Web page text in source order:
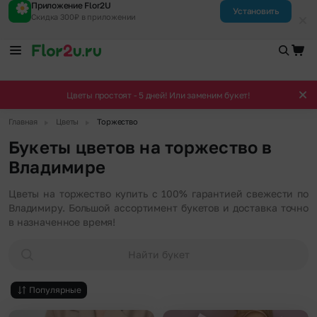
Приложение Flor2U
Скидка 300₽ в приложении
Установить
Цветы простоят - 5 дней! Или заменим букет!
Главная Цветы Торжество
Букеты цветов на торжество в
Владимире
Цветы на торжество купить с 100% гарантией свежести по
Владимиру. Большой ассортимент букетов и доставка точно
в назначенное время!
Найти букет
Популярные